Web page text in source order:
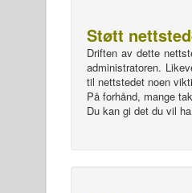
Støtt
Driften av dette
administratoren.
til nettstedet noen
På forhånd, mange
Du kan gi det du vil